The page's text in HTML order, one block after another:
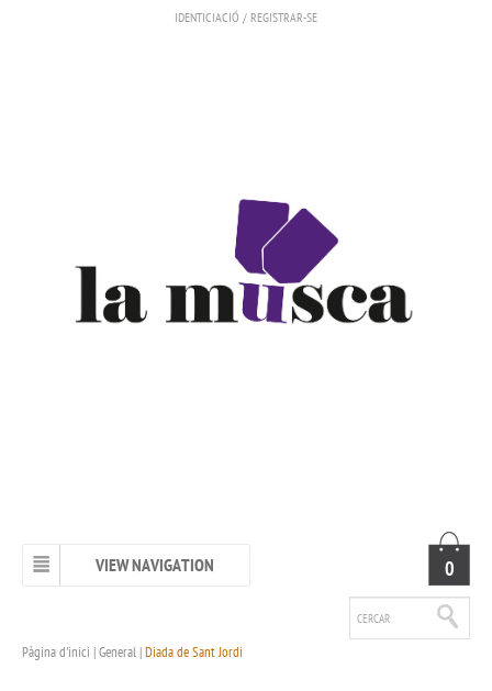
IDENTICIACIÓ / REGISTRAR-SE
VIEW NAVIGATION 0
Pàgina d'inici |General |Diada de Sant Jordi